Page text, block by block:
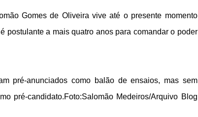
Gomes de Oliveira vive até o presente momento
postulante a mais quatro anos para comandar o poder
pré-anunciados como balão de ensaios, mas sem
pré-candidato.Foto:Salomão Medeiros/Arquivo Blog